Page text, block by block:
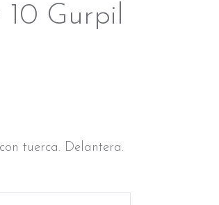
10 Gurpil
tuerca. Delantera.